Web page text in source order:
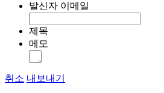
발신자 이메일
제목
메모
취소 내보내기